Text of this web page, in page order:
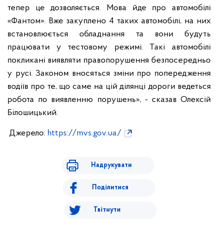
тепер це дозволяється. Мова йде про автомобілі
«Фантом». Вже закуплено 4 таких автомобілі, на них
встановлюється обладнання та вони будуть
працювати у тестовому режимі. Такі автомобілі
покликані виявляти правопорушення безпосередньо
у русі. Законом вносяться зміни про попередження
водіїв про те, що саме на цій ділянці дороги ведеться
робота по виявленню порушень», - сказав Олексій
Білошицький.
Джерело: https://mvs.gov.ua/
Надрукувати
Поділитися
Твітнути